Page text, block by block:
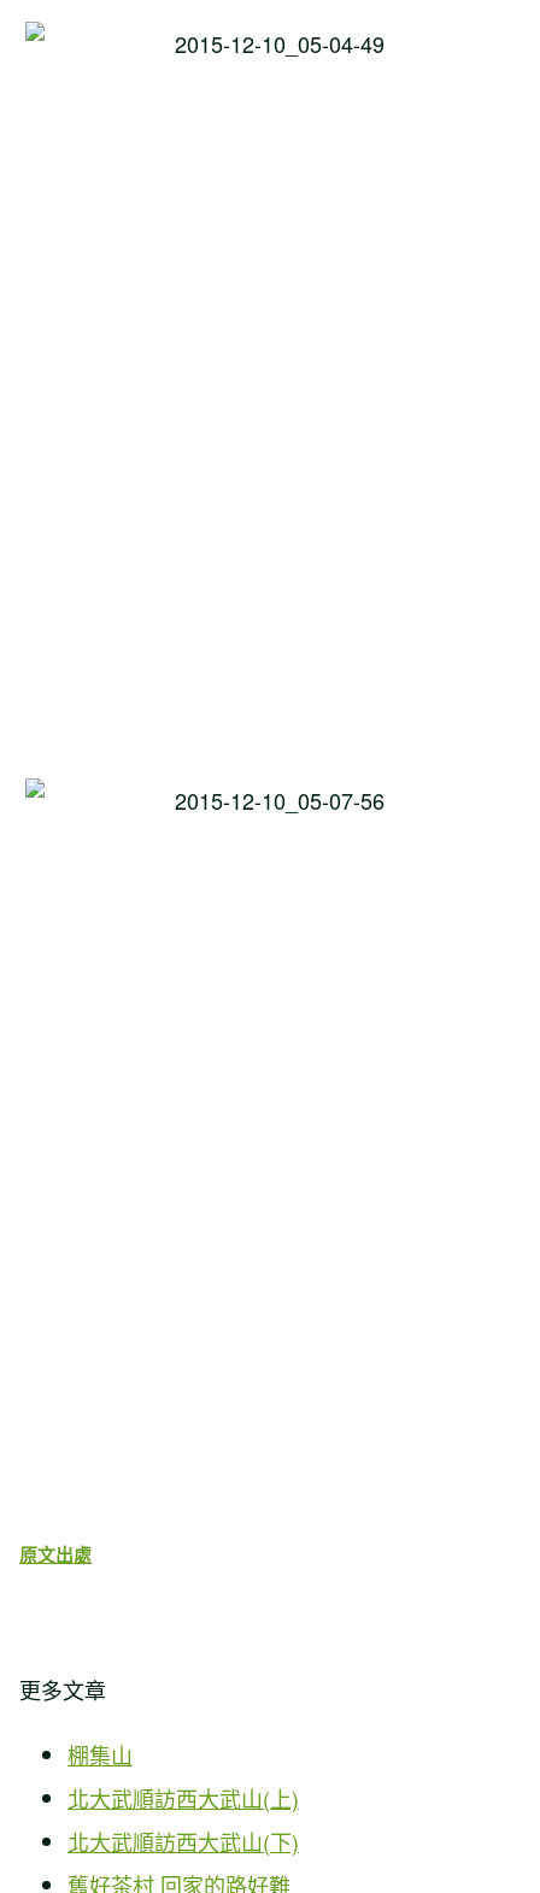
原文出處
更多文章
棚集山
北大武順訪西大武山(上)
北大武順訪西大武山(下)
舊好茶村 回家的路好難